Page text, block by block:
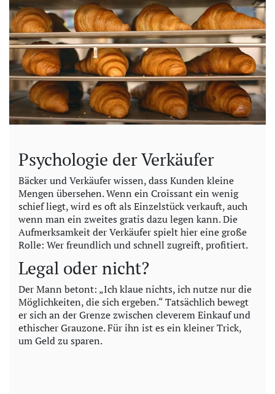
Psychologie der Verkäufer
Bäcker und Verkäufer wissen, dass Kunden kleine
Mengen übersehen. Wenn ein Croissant ein wenig
schief liegt, wird es oft als Einzelstück verkauft, auch
wenn man ein zweites gratis dazu legen kann. Die
Aufmerksamkeit der Verkäufer spielt hier eine große
Rolle: Wer freundlich und schnell zugreift, profitiert.
Legal oder nicht?
Der Mann betont: „Ich klaue nichts, ich nutze nur die
Möglichkeiten, die sich ergeben.“ Tatsächlich bewegt
er sich an der Grenze zwischen cleverem Einkauf und
ethischer Grauzone. Für ihn ist es ein kleiner Trick,
um Geld zu sparen.